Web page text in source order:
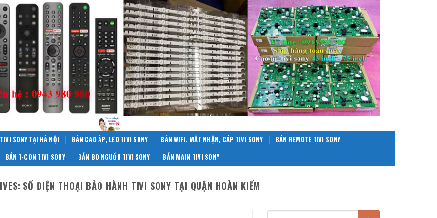
SONY TẠI HÀ NỘI BÁN CAO ÁP, LED TIVI SONY BÁN WIFI, MẮT NHẬN, CÁP TIVI SONY
BÁN REMOTE TIVI SONY
BÁN T-CON TIVI SONY
BÁN BO NGUỒN TIVI SONY BÁN MAIN TIVI SONY
SỐ ĐIỆN THOẠI BẢO HÀNH TIVI SONY TẠI QUẬN HOÀN KIẾM